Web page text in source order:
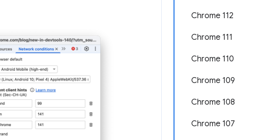
Chrome 112
Chrome 111
Chrome 110
Chrome 109
Chrome 108
Chrome 107